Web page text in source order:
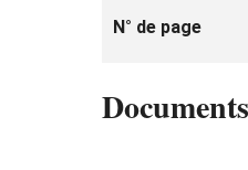
N° de page